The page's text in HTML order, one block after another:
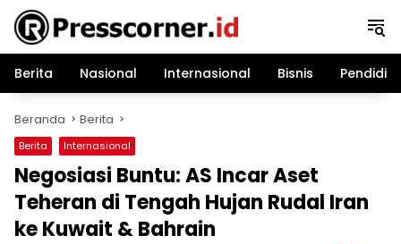
Langsung
konten
Berita
Nasional Internasional Bisnis
Beranda Berita
Berita Internasional
Negosiasi Buntu: AS Incar Aset
Teheran di Tengah Hujan Rudal Iran
ke Kuwait & Bahrain